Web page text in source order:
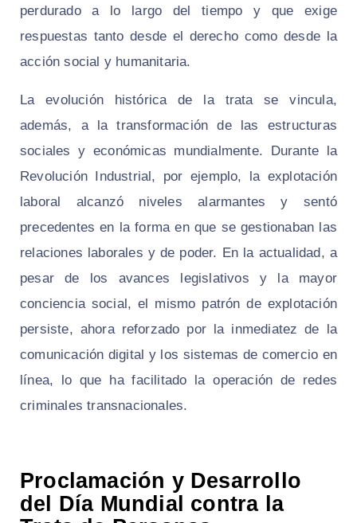
perdurado a lo largo del tiempo y que exige
respuestas tanto desde el derecho como desde la
acción social y humanitaria.
La evolución histórica de la trata se vincula,
además, a la transformación de las estructuras
sociales y económicas mundialmente. Durante la
Revolución Industrial, por ejemplo, la explotación
laboral alcanzó niveles alarmantes y sentó
precedentes en la forma en que se gestionaban las
relaciones laborales y de poder. En la actualidad, a
pesar de los avances legislativos y la mayor
conciencia social, el mismo patrón de explotación
persiste, ahora reforzado por la inmediatez de la
comunicación digital y los sistemas de comercio en
línea, lo que ha facilitado la operación de redes
criminales transnacionales.
Proclamación y Desarrollo
del Día Mundial contra la